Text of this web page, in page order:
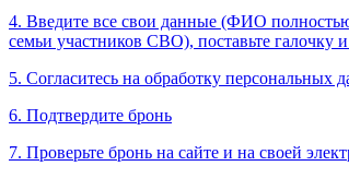
4. Введите все свои данные (ФИО
семьи участников СВО), поставьте галочку
5. Согласитесь на обработку персональных
6. Подтвердите бронь
7. Проверьте бронь на сайте и на своей